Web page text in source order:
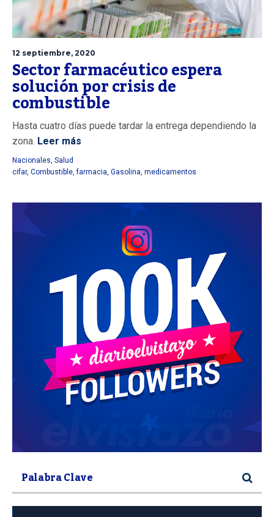
12 septiembre, 2020
Sector farmacéutico espera
solución por crisis de
combustible
Hasta cuatro días puede tardar la entrega dependiendo la
zona. Leer más
Nacionales Salud
cifar, Combustible ,farmacia Gasolina medicamentos